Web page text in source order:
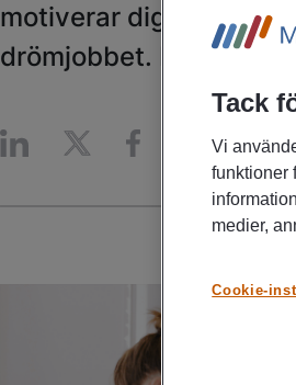
motiverar dig, vilka
drömjobbet. Här är fem
Tack
Vi
funktioner
medier,
Cookie-